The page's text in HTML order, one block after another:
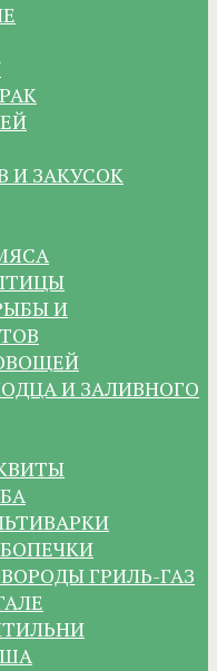
И ЗАКУСОК
И
И ЗАЛИВНОГО
ГРИЛЬ-ГАЗ